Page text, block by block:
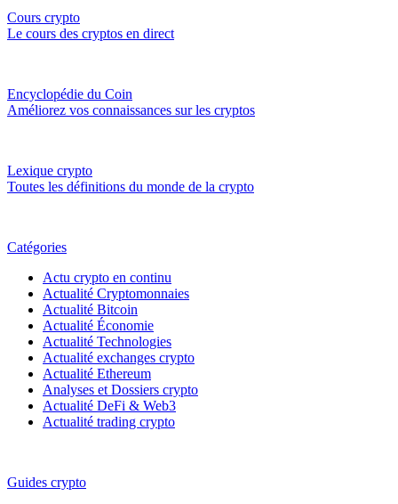
Cours crypto
Le cours des cryptos en direct
Encyclopédie du Coin
Améliorez vos connaissances sur les cryptos
Lexique crypto
Toutes les définitions du monde de la crypto
Catégories
Actu crypto en continu
Actualité Cryptomonnaies
Actualité Bitcoin
Actualité Économie
Actualité Technologies
Actualité exchanges crypto
Actualité Ethereum
Analyses et Dossiers crypto
Actualité DeFi & Web3
Actualité trading crypto
Guides crypto